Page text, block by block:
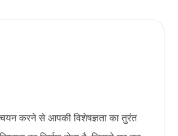
करने से आपकी विशेषज्ञता का तुरंत